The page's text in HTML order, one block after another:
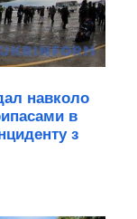
навколо
в
з